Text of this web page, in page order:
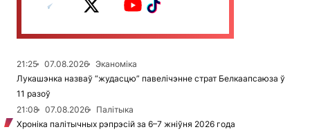
21:25 07.08.2026
Эканоміка
Лукашэнка назваў “жудасцю” павелічэнне страт Белкаапсаюза ў
11 разоў
21:08
07.08.2026
Палітыка
Хроніка палітычных рэпрэсій за 6–7 жніўня 2026 года